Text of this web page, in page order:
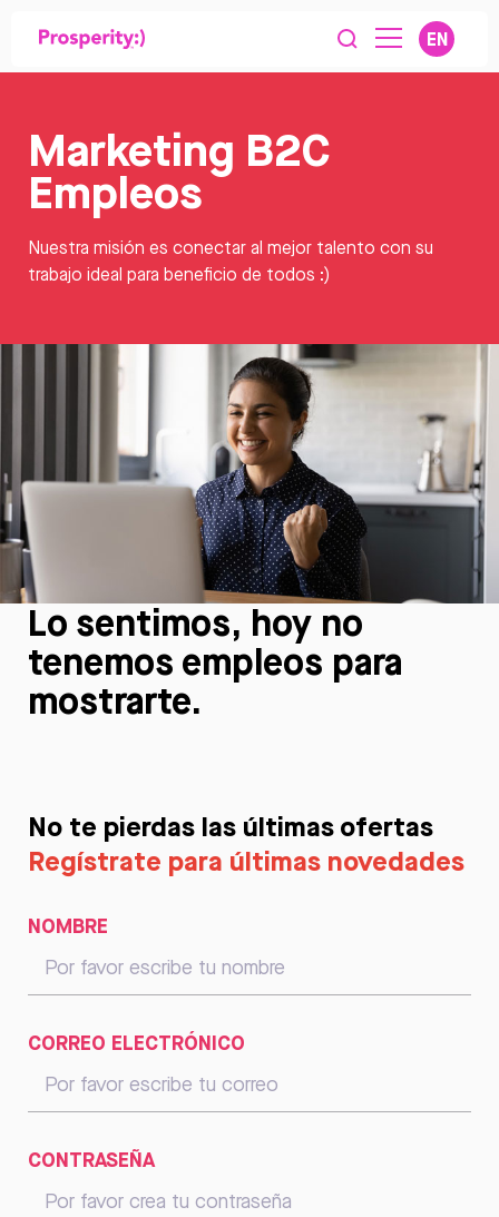
EN
Marketing B2C
Empleos
Nuestra misión es conectar al mejor talento con su
trabajo ideal para beneficio de todos :)
Lo sentimos, hoy no
tenemos empleos para
mostrarte.
No te pierdas las últimas ofertas
Regístrate para últimas novedades
NOMBRE
CORREO ELECTRÓNICO
CONTRASEÑA